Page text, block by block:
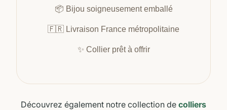
📦 Bijou soigneusement emballé
🇫🇷 Livraison France métropolitaine
✨ Collier prêt à offrir
Découvrez également notre collection de colliers